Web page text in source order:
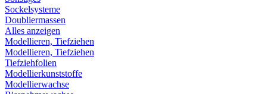
Sockelsysteme
Doubliermassen
Alles anzeigen
Modellieren, Tiefziehen
Modellieren, Tiefziehen
Tiefziehfolien
Modellierkunststoffe
Modellierwachse